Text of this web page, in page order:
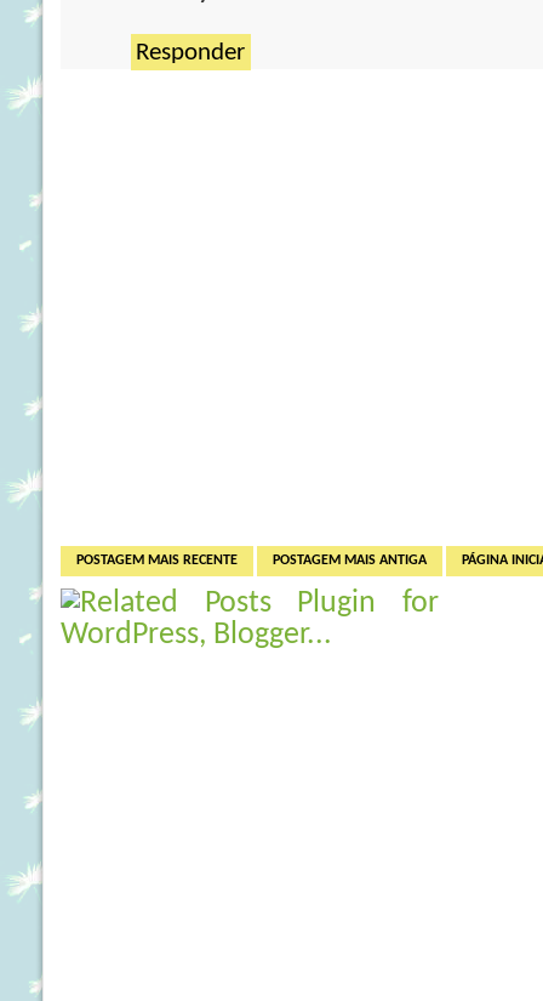
Responder
POSTAGEM MAIS RECENTE POSTAGEM MAIS ANTIGA PÁGINA